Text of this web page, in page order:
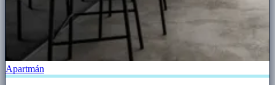
Apartmán